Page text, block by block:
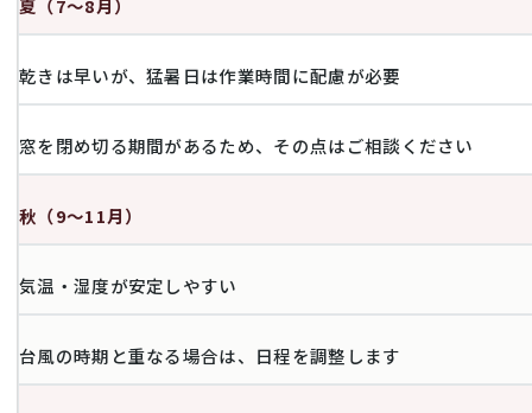
夏（7〜8月）
乾きは早いが、猛暑日は作業時間に配慮が必要
窓を閉め切る期間があるため、その点はご相談ください
秋（9〜11月）
気温・湿度が安定しやすい
台風の時期と重なる場合は、日程を調整します